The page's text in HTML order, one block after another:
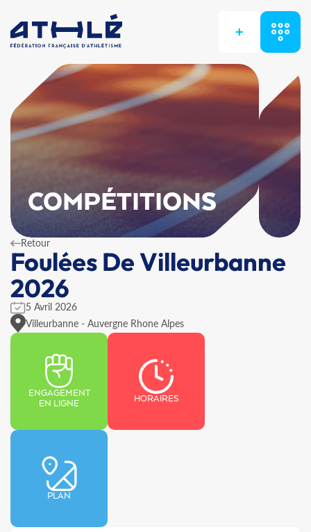
+
COMPÉTITIONS
Retour
Foulées De Villeurbanne
2026
5 Avril 2026
Villeurbanne - Auvergne Rhone Alpes
ENGAGEMENT
EN LIGNE
HORAIRES
PLAN